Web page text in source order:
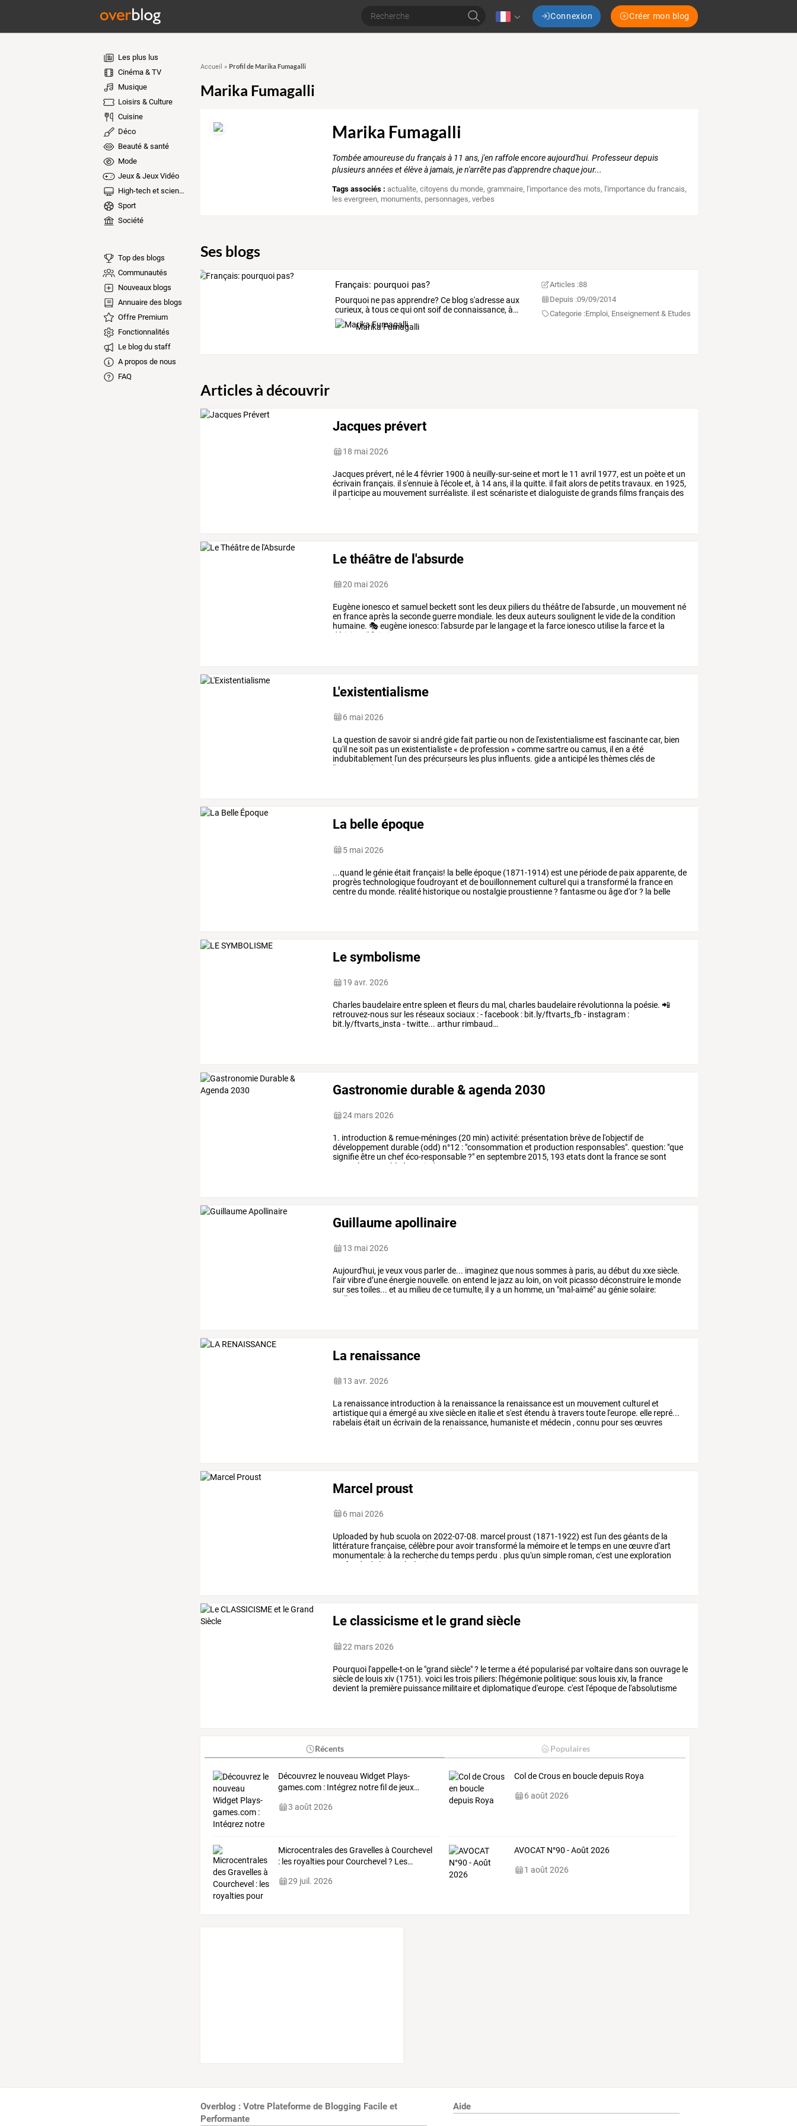
Connexion Créer mon blog
Les plus lus
Cinéma & TV
Musique
Loisirs & Culture
Cuisine
Déco
Beauté & santé
Mode
Jeux & Jeux Vidéo
High-tech et sciences
Sport
Société
Top des blogs
Communautés
Nouveaux blogs
Annuaire des blogs
Offre Premium
Fonctionnalités
Le blog du staff
A propos de nous
FAQ
Accueil » Profil de Marika Fumagalli
Marika Fumagalli
Marika Fumagalli
Tombée amoureuse du français à 11 ans, j'en raffole encore aujourd'hui. Professeur depuis
plusieurs années et élève à jamais, je n'arrête pas d'apprendre chaque jour...
Tags associés : actualite,citoyens du monde,grammaire, l'importance des mots, l'importance du francais,
les evergreen, monuments, personnages,verbes
Ses blogs
Français: pourquoi pas?
Pourquoinepasapprendre? Ceblog s'adresseaux
curieux,à touscequiont soifdeconnaissance,à…
Marika Fumagalli
Articles :88
Depuis :09/09/2014
Categorie :Emploi, Enseignement & Etudes
Articles à découvrir
Jacques prévert
18 mai 2026
Jacques prévert, né le4février 1900 à neuilly-sur-seineet mort le 11 avril 1977, est un poèteet un
écrivain français. il s'ennuieà l'écoleet, à 14ans, il la quitte. il fait alorsde petitstravaux. en 1925,
il participeau mouvement surréaliste. il est scénaristeet dialoguistedegrandsfilmsfrançaisdes
années
Le théâtre de l'absurde
20 mai 2026
Eugène ionescoet samuel beckett sont lesdeux piliersdu théâtrede l'absurde , un mouvement né
en franceaprès la secondeguerre mondiale. lesdeuxauteurssoulignent levidede la condition
humaine. 🎭eugène ionesco: l'absurde par le langageet la farce ionesco utilise la farceet la
dérision;
il fait rire
L'existentialisme
6 mai 2026
La question desavoirsiandrégidefait partieou non de l'existentialismeest fascinantecar, bien
qu'il nesoit pas un existentialiste« de profession » commesartreou camus, il en a été
indubitablement l'un des précurseurs les plus influents. gidea anticipé lesthèmesclésde
l'existentialisme
bien le
La belle époque
5 mai 2026
...quand legénieétait français! la belleépoque (1871-1914) est une périodede paixapparente, de
progrèstechnologiquefoudroyant et de bouillonnement culturel quia transformé la franceen
centredu monde. réalité historiqueou nostalgie proustienne? fantasmeou âged'or? la belle
Le symbolisme
19 avr. 2026
Charles baudelaireentrespleen et fleursdu mal,charles baudelaire révolutionna la poésie. 📲
retrouvez-noussur les réseauxsociaux :-facebook : bit.ly/ftvarts_fb- instagram :
bit.ly/ftvarts_insta -twitte... arthur rimbaud…
Gastronomie durable & agenda 2030
24 mars 2026
1. introduction & remue-méninges (20 min) activité: présentation brèvede l'objectifde
développement durable (odd) n°12 : "consommation et production responsables". question: "que
signifieêtre un cheféco-responsable?"en septembre2015, 193 etatsdont la francesesont
engagés
ensemble à atteindre
Guillaume apollinaire
13 mai 2026
Aujourd'hui, jeveuxvous parlerde... imaginezque noussommesà paris, au début du xxesiècle.
l’airvibred’uneénergie nouvelle. on entend le jazzau loin, on voit picassodéconstruire le monde
sursestoiles... et au milieu decetumulte, il ya un homme, un "mal-aimé"au géniesolaire:
guillaume
La renaissance
13 avr. 2026
La renaissance introduction à la renaissance la renaissanceest un mouvement culturel et
artistiquequia émergéau xivesiècleen italieet s'est étendu à traverstoute l'europe. elle repré...
rabelaisétait un écrivain de la renaissance, humanisteet médecin , connu poursesœuvres
pantagruel qui
Marcel proust
6 mai 2026
Uploaded by hubscuola on 2022-07-08. marcel proust (1871-1922) est l'un desgéantsde la
littératurefrançaise, célèbre pouravoirtransformé la mémoireet letempsen uneœuvred'art
monumentale:à la recherchedu temps perdu . plusqu'un simple roman, c'est uneexploration
profonde
de la psychologie
Le classicisme et le grand siècle
22 mars 2026
Pourquoi l'appelle-t-on le "grand siècle"? letermea été popularisé parvoltairedansson ouvrage le
sièclede louisxiv (1751). voici lestrois piliers: l'hégémonie politique:sous louisxiv, la france
devient la première puissance militaireet diplomatiqued'europe. c'est l'époquede l'absolutisme
Récents Populaires
Découvrezlenouveau Widget Plays-
games.com:Intégreznotrefil dejeux…
3 août 2026
Col de Crous en boucle depuis Roya
6 août 2026
MicrocentralesdesGravellesà Courchevel
:lesroyaltiespourCourchevel ? Les…
29 juil. 2026
AVOCAT N°90 - Août 2026
1 août 2026
Overblog : Votre Plateforme de Blogging Facile et
Performante
Aide